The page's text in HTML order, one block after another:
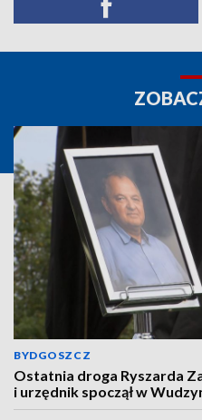
BYDGOSZCZ
Ostatnia droga Ryszarda
i urzędnik spoczął w